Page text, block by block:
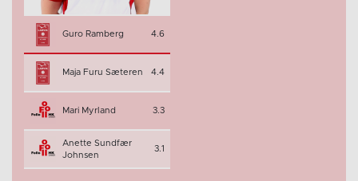
Guro Ramberg 4.6
Maja Furu Sæteren 4.4
Mari Myrland 3.3
Anette Sundfær
Johnsen
3.1